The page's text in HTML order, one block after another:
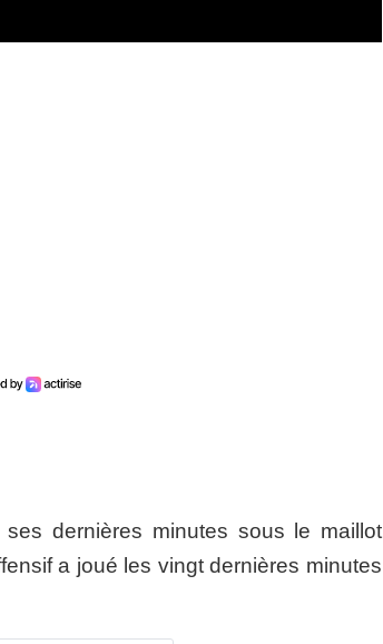
dernières minutes sous le maillot
a joué les vingt dernières minutes